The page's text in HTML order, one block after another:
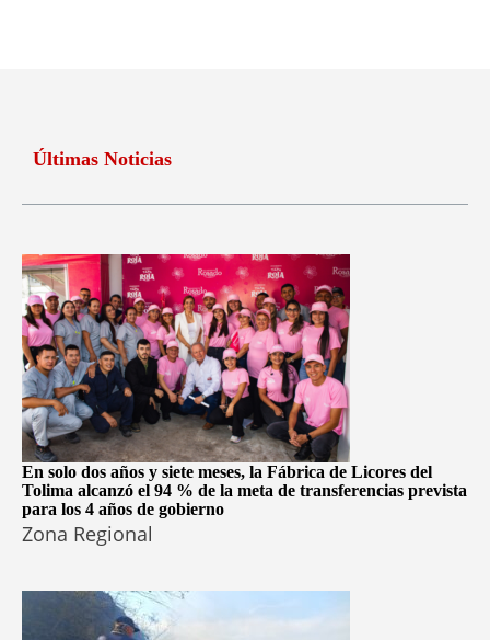
Últimas Noticias
En solo dos años y siete meses, la Fábrica de Licores del
Tolima alcanzó el 94 % de la meta de transferencias prevista
para los 4 años de gobierno
Zona Regional